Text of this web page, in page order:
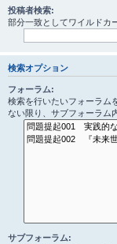
投稿者検索:
部分一致としてワイルドカ
検索オプション
フォーラム:
検索を行いたいフォーラム
ない限り、サブフォーラム
サブフォーラム: